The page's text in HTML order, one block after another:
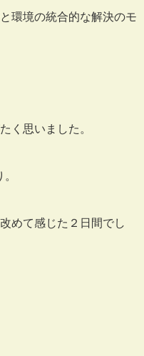
環境の統合的な解決のモ
く思いました。
めて感じた２日間でし